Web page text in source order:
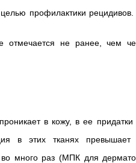
профилактики рецидивов.
отмечается не ранее, чем
в кожу, в ее придатки
в этих тканях превышает
много раз (МПК для